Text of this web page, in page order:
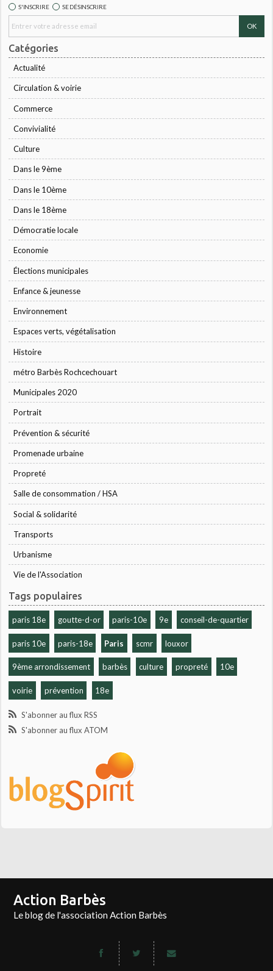
S'INSCRIRE SE DÉSINSCRIRE
Catégories
Actualité
Circulation & voirie
Commerce
Convivialité
Culture
Dans le 9ème
Dans le 10ème
Dans le 18ème
Démocratie locale
Economie
Élections municipales
Enfance & jeunesse
Environnement
Espaces verts, végétalisation
Histoire
métro Barbès Rochcechouart
Municipales 2020
Portrait
Prévention & sécurité
Promenade urbaine
Propreté
Salle de consommation / HSA
Social & solidarité
Transports
Urbanisme
Vie de l'Association
Tags populaires
paris 18e goutte-d-or paris-10e 9e conseil-de-quartier
paris 10e paris-18e Paris scmr louxor
9ème arrondissement barbès culture propreté 10e
voirie prévention 18e
S'abonner au flux RSS
S'abonner au flux ATOM
Action Barbès
Le blog de l'association Action Barbès